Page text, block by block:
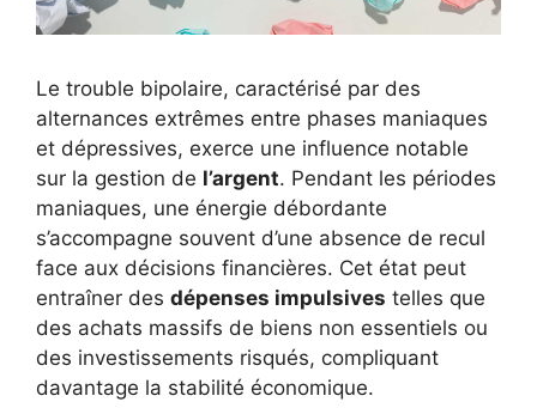
Le trouble bipolaire, caractérisé par des
alternances extrêmes entre phases maniaques
et dépressives, exerce une influence notable
sur la gestion de l’argent. Pendant les périodes
maniaques, une énergie débordante
s’accompagne souvent d’une absence de recul
face aux décisions financières. Cet état peut
entraîner des dépenses impulsives telles que
des achats massifs de biens non essentiels ou
des investissements risqués, compliquant
davantage la stabilité économique.